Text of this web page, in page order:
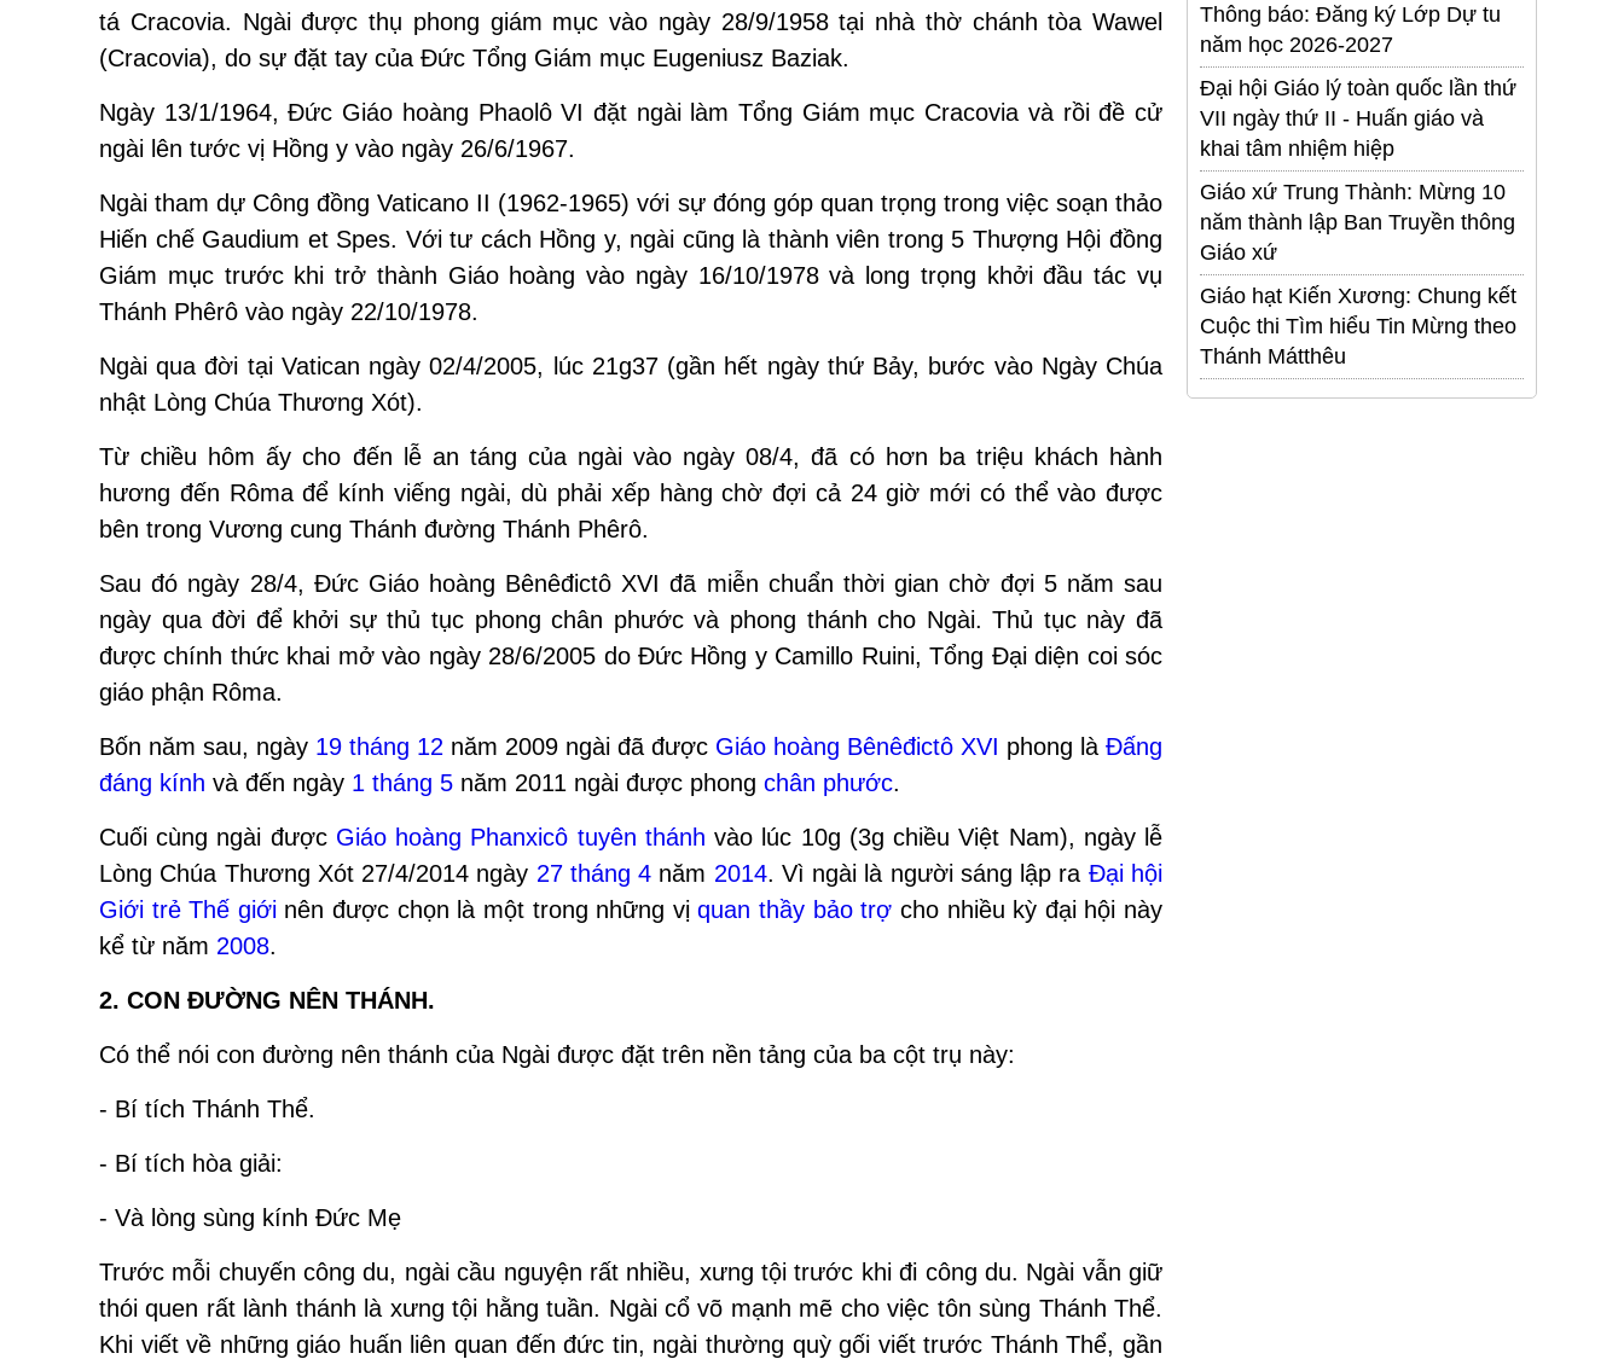
tá Cracovia. Ngài được thụ phong giám mục vào ngày 28/9/1958 tại nhà thờ chánh tòa Wawel
(Cracovia), do sự đặt tay của Đức Tổng Giám mục Eugeniusz Baziak.
Ngày 13/1/1964, Đức Giáo hoàng Phaolô VI đặt ngài làm Tổng Giám mục Cracovia và rồi đề cử
ngài lên tước vị Hồng y vào ngày 26/6/1967.
Ngài tham dự Công đồng Vaticano II (1962-1965) với sự đóng góp quan trọng trong việc soạn thảo
Hiến chế Gaudium et Spes. Với tư cách Hồng y, ngài cũng là thành viên trong 5 Thượng Hội đồng
Giám mục trước khi trở thành Giáo hoàng vào ngày 16/10/1978 và long trọng khởi đầu tác vụ
Thánh Phêrô vào ngày 22/10/1978.
Ngài qua đời tại Vatican ngày 02/4/2005, lúc 21g37 (gần hết ngày thứ Bảy, bước vào Ngày Chúa
nhật Lòng Chúa Thương Xót).
Từ chiều hôm ấy cho đến lễ an táng của ngài vào ngày 08/4, đã có hơn ba triệu khách hành
hương đến Rôma để kính viếng ngài, dù phải xếp hàng chờ đợi cả 24 giờ mới có thể vào được
bên trong Vương cung Thánh đường Thánh Phêrô.
Sau đó ngày 28/4, Đức Giáo hoàng Bênêđictô XVI đã miễn chuẩn thời gian chờ đợi 5 năm sau
ngày qua đời để khởi sự thủ tục phong chân phước và phong thánh cho Ngài. Thủ tục này đã
được chính thức khai mở vào ngày 28/6/2005 do Đức Hồng y Camillo Ruini, Tổng Đại diện coi sóc
giáo phận Rôma.
Bốn năm sau, ngày 19 tháng 12 năm 2009 ngài đã được Giáo hoàng Bênêđictô XVI phong là Đấng
đáng kính và đến ngày 1 tháng 5 năm 2011 ngài được phong chân phước.
Cuối cùng ngài được Giáo hoàng Phanxicô tuyên thánh vào lúc 10g (3g chiều Việt Nam), ngày lễ
Lòng Chúa Thương Xót 27/4/2014 ngày 27 tháng 4 năm 2014. Vì ngài là người sáng lập ra Đại hội
Giới trẻ Thế giớinên được chọn là một trong những vịquan thầy bảo trợ cho nhiều kỳ đại hội này
kể từ năm 2008.
2. CON ĐƯỜNG NÊN THÁNH.
Có thể nói con đường nên thánh của Ngài được đặt trên nền tảng của ba cột trụ này:
- Bí tích Thánh Thể.
- Bí tích hòa giải:
- Và lòng sùng kính Đức Mẹ
Trước mỗi chuyến công du, ngài cầu nguyện rất nhiều, xưng tội trước khi đi công du. Ngài vẫn giữ
thói quen rất lành thánh là xưng tội hằng tuần. Ngài cổ võ mạnh mẽ cho việc tôn sùng Thánh Thể.
Khi viết về những giáo huấn liên quan đến đức tin, ngài thường quỳ gối viết trước Thánh Thể, gần
Thông báo: Đăng ký Lớp Dự tu
năm học 2026-2027
Đại hội Giáo lý toàn quốc lần thứ
VII ngày thứ II - Huấn giáo và
khai tâm nhiệm hiệp
Giáo xứ Trung Thành: Mừng 10
năm thành lập Ban Truyền thông
Giáo xứ
Giáo hạt Kiến Xương: Chung kết
Cuộc thi Tìm hiểu Tin Mừng theo
Thánh Mátthêu